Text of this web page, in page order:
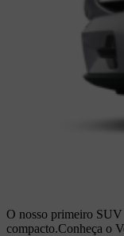
O nosso primeiro SUV
compacto.Conheça o